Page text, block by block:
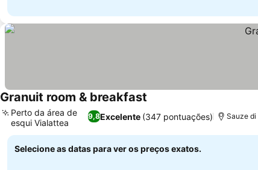
Granuit room & breakfast
9,8Excelente (347 pontuações)
Perto da área de
esqui Vialattea
Sauze di
Selecione as datas para ver os preços exatos.